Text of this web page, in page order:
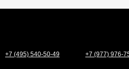
+7 (495) 540-50-49 +7 (977) 976-